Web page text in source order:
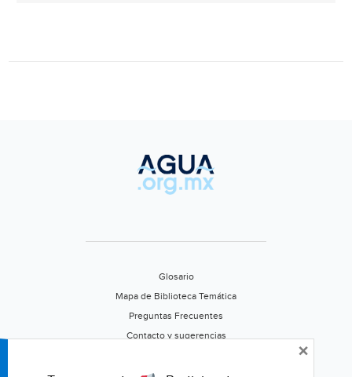
Glosario
Mapa de Biblioteca Temática
Preguntas Frecuentes
Contacto y sugerencias
Califica este portal
×